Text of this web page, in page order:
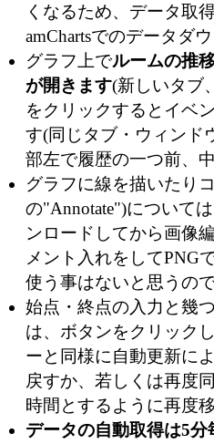
くなるため、データ取
amChartsでのデータダ
グラフ上でルームの推
が開きます(新しいタブ
をクリックするとイベ
す(同じタブ・ウィンド
部左で履歴の一つ前、
グラフに線を描いたり
の"Annotate")について
ンロードしてから画像
メント入れをしてPNG
使う事はないと思うの
始点・終点の入力と幾
は、ボタンをクリック
ーと同様に自動更新に
戻すか、若しくは再度
時間とするように再度
データの自動取得は5分